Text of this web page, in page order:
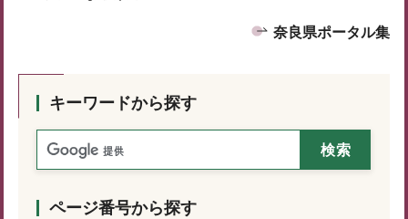
奈良県ポータル集
キーワードから探す
ページ番号から探す